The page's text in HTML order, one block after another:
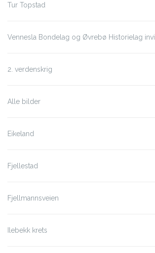
Tur Topstad
Vennesla Bondelag og Øvrebø Historielag
2. verdenskrig
Alle bilder
Eikeland
Fjellestad
Fjellmannsveien
Ilebekk krets